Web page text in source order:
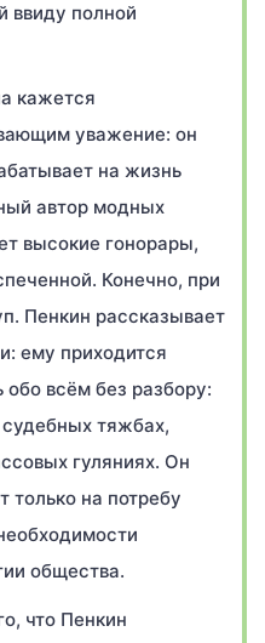
ввиду полной
кажется
уважение: он
на жизнь
автор модных
высокие гонорары,
Конечно, при
Пенкин рассказывает
ему приходится
обо всём без разбору:
тяжбах,
гуляниях. Он
только на потребу
общества.
что Пенкин